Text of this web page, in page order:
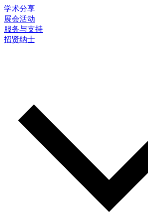
学术分享
展会活动
服务与支持
招贤纳士